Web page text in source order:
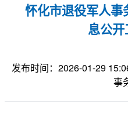
怀化市退役军人
息公
发布时间：2026-01-29
事